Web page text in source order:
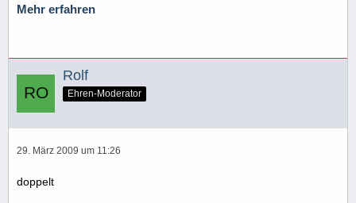
Mehr erfahren
Rolf
Ehren-Moderator
29. März 2009 um 11:26
doppelt